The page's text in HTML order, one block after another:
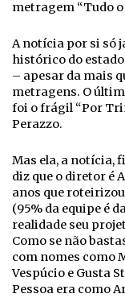
metragem “Tudo o
A notícia por si só
histórico do
– apesar da mais
metragens. O
foi o frágil “Por
Perazzo.
Mas ela, a notícia,
diz que o diretor é
anos que
(95% da equipe é
realidade seu
Como se não
com nomes como
Vespúcio e Gusta
Pessoa era como